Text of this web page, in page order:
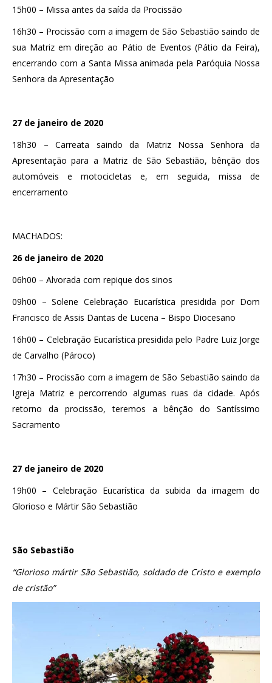
15h00 – Missa antes da saída da Procissão
16h30 – Procissão com a imagem de São Sebastião saindo de
sua Matriz em direção ao Pátio de Eventos (Pátio da Feira),
encerrando com a Santa Missa animada pela Paróquia Nossa
Senhora da Apresentação
27 de janeiro de 2020
18h30 – Carreata saindo da Matriz Nossa Senhora da
Apresentação para a Matriz de São Sebastião, bênção dos
automóveis e motocicletas e, em seguida, missa de
encerramento
MACHADOS:
26 de janeiro de 2020
06h00 – Alvorada com repique dos sinos
09h00 – Solene Celebração Eucarística presidida por Dom
Francisco de Assis Dantas de Lucena – Bispo Diocesano
16h00 – Celebração Eucarística presidida pelo Padre Luiz Jorge
de Carvalho (Pároco)
17h30 – Procissão com a imagem de São Sebastião saindo da
Igreja Matriz e percorrendo algumas ruas da cidade. Após
retorno da procissão, teremos a bênção do Santíssimo
Sacramento
27 de janeiro de 2020
19h00 – Celebração Eucarística da subida da imagem do
Glorioso e Mártir São Sebastião
São Sebastião
“Glorioso mártir São Sebastião, soldado de Cristo e exemplo
de cristão”